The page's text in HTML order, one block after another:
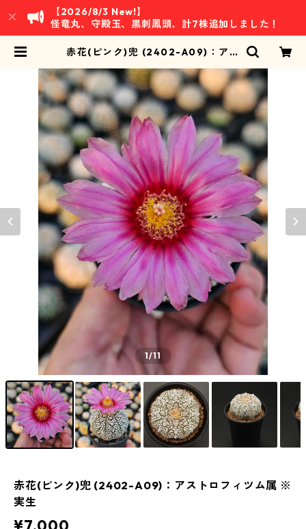
【2026/8/3 New!】
怪竜丸、守殿玉、黒刺鳳頭、計7株追加しました！
赤花(ピンク)兜 (2402-A09)：アス
YOKU
1/11
赤花(ピンク)兜 (2402-A09)：アストロフィツム属 ※
実生